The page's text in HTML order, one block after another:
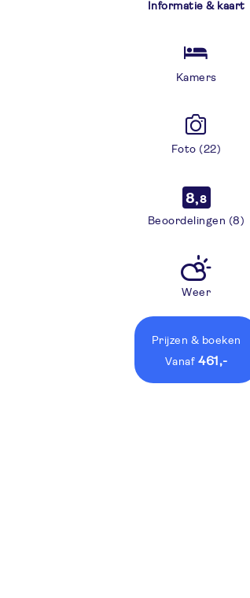
Informatie & kaart
Kamers
Foto (22)
8,8
Beoordelingen (8)
Weer
Prijzen & boeken
vanaf 461,-